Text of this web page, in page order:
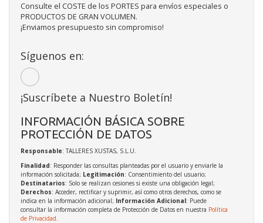
Consulte el COSTE de los PORTES para envíos especiales o
PRODUCTOS DE GRAN VOLUMEN.
¡Enviamos presupuesto sin compromiso!
Síguenos en:
¡Suscríbete a Nuestro Boletín!
INFORMACIÓN BÁSICA SOBRE
PROTECCIÓN DE DATOS
Responsable: TALLERES XUSTAS, S.L.U.
Finalidad: Responder las consultas planteadas por el usuario y enviarle la
información solicitada; Legitimación: Consentimiento del usuario;
Destinatarios: Solo se realizan cesiones si existe una obligación legal;
Derechos: Acceder, rectificar y suprimir, así como otros derechos, como se
indica en la información adicional; Información Adicional: Puede
consultar la información completa de Protección de Datos en nuestra Política
de Privacidad